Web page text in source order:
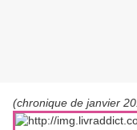
(chronique de janvier